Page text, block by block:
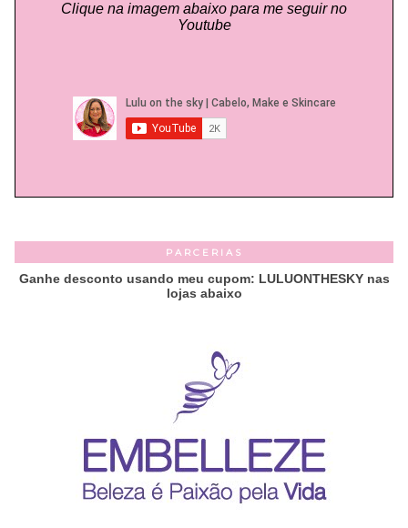
Clique na imagem abaixo para me seguir no
Youtube
PARCERIAS
Ganhe desconto usando meu cupom: LULUONTHESKY nas
lojas abaixo